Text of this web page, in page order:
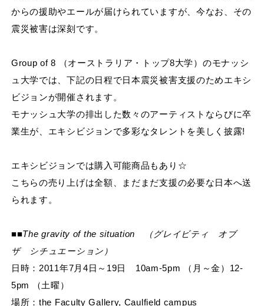
からの援助やエールが届けられていますが、今なお、その
震災被害は深刻です。
Group of 8 （オーストラリア・トップ8大学）のモナッシ
ュ大学では、下記の日程で日本震災被害支援のためエキシ
ビジョンが開催されます。
モナッシュ大学の排出した数々のアーティストならびに卒
業生が、エキシビジョンで多彩なタレントを美しく披露!
エキシビジョンでは購入可能商品もあり☆
こちらの売り上げは全額、まだまだ支援の必要な日本へ送
られます。
■■The gravity of the situation （グレイビティ オブ
ザ シチュエーション）
日時：2011年7月4日～19日 10am-5pm （月～金）12-
5pm （土曜）
場所：the Faculty Gallery, Caulfield campus